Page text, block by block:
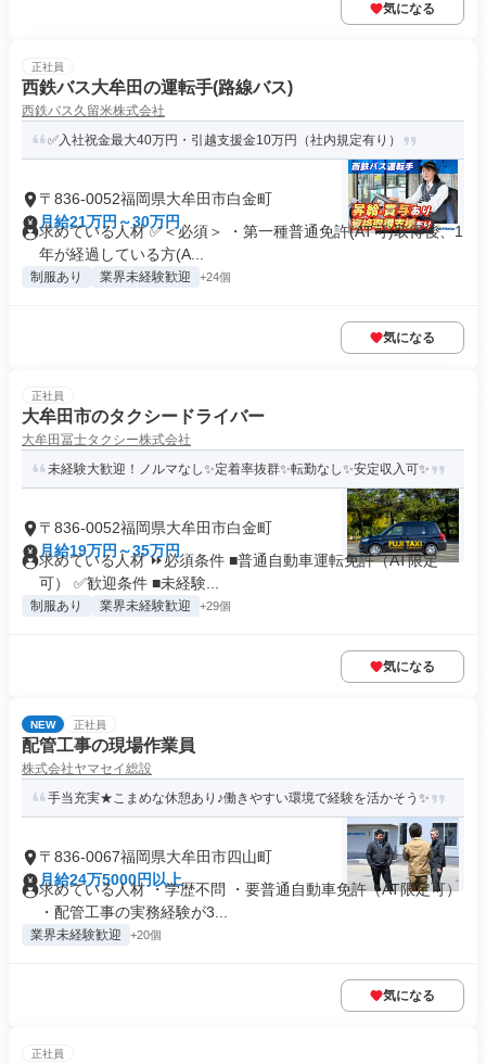
気になる
正社員
西鉄バス大牟田の運転手(路線バス)
西鉄バス久留米株式会社
✅入社祝金最大40万円・引越支援金10万円（社内規定有り）
〒836-0052福岡県大牟田市白金町
月給21万円～30万円
求めている人材 ✅＜必須＞ ・第一種普通免許(AT可)取得後、1
年が経過している方(A...
制服あり 業界未経験歓迎 +24個
気になる
正社員
大牟田市のタクシードライバー
大牟田冨士タクシー株式会社
未経験大歓迎！ノルマなし✨定着率抜群✨転勤なし✨安定収入可✨
〒836-0052福岡県大牟田市白金町
月給19万円～35万円
求めている人材 ⏩必須条件 ■普通自動車運転免許（AT限定
可） ✅歓迎条件 ■未経験...
制服あり 業界未経験歓迎 +29個
気になる
NEW 正社員
配管工事の現場作業員
株式会社ヤマセイ総設
手当充実★こまめな休憩あり♪働きやすい環境で経験を活かそう✨
〒836-0067福岡県大牟田市四山町
月給24万5000円以上
求めている人材 ・学歴不問 ・要普通自動車免許（AT限定可）
・配管工事の実務経験が3...
業界未経験歓迎 +20個
気になる
正社員